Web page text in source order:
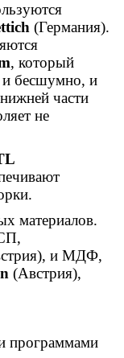
(Германия).
, который
и бесшумно, и
части
не
материалов.
и МДФ,
(Австрия),
программами